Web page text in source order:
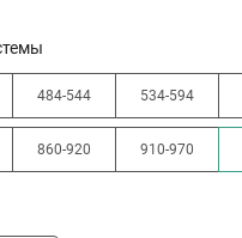
484-544 534-594
860-920 910-970